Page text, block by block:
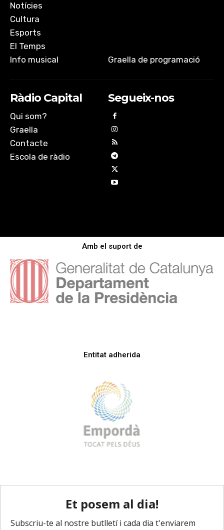
Notícies
Cultura
Esports
El Temps
Info musical
Graella de programació
Ràdio Capital
Qui som?
Graella
Contacte
Escola de ràdio
Segueix-nos
Amb el suport de
Entitat adherida